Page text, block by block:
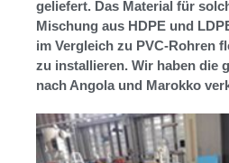
geliefert. Das Material für
Mischung aus HDPE und
im Vergleich zu PVC-Rohren
zu installieren. Wir haben die
nach Angola und Marokko